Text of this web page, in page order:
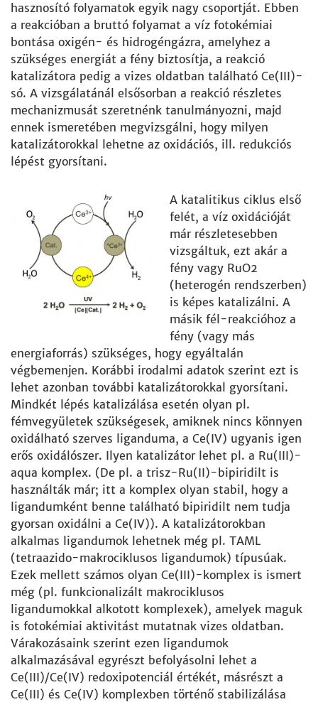
hasznosító folyamatok egyik nagy csoportját. Ebben
a reakcióban a bruttó folyamat a víz fotokémiai
bontása oxigén- és hidrogéngázra, amelyhez a
szükséges energiát a fény biztosítja, a reakció
katalizátora pedig a vizes oldatban található Ce(III)-
só. A vizsgálatánál elsősorban a reakció részletes
mechanizmusát szeretnénk tanulmányozni, majd
ennek ismeretében megvizsgálni, hogy milyen
katalizátorokkal lehetne az oxidációs, ill. redukciós
lépést gyorsítani.
A katalitikus ciklus első
felét, a víz oxidációját
már részletesebben
vizsgáltuk, ezt akár a
fény vagy RuO2
(heterogén rendszerben)
is képes katalizálni. A
másik fél-reakcióhoz a
fény (vagy más
energiaforrás) szükséges, hogy egyáltalán
végbemenjen. Korábbi irodalmi adatok szerint ezt is
lehet azonban további katalizátorokkal gyorsítani.
Mindkét lépés katalizálása esetén olyan pl.
fémvegyületek szükségesek, amiknek nincs könnyen
oxidálható szerves liganduma, a Ce(IV) ugyanis igen
erős oxidálószer. Ilyen katalizátor lehet pl. a Ru(III)-
aqua komplex. (De pl. a trisz-Ru(II)-bipiridilt is
használták már; itt a komplex olyan stabil, hogy a
ligandumként benne található bipiridilt nem tudja
gyorsan oxidálni a Ce(IV)). A katalizátorokban
alkalmas ligandumok lehetnek még pl. TAML
(tetraazido-makrociklusos ligandumok) típusúak.
Ezek mellett számos olyan Ce(III)-komplex is ismert
még (pl. funkcionalizált makrociklusos
ligandumokkal alkotott komplexek), amelyek maguk
is fotokémiai aktivitást mutatnak vizes oldatban.
Várakozásaink szerint ezen ligandumok
alkalmazásával egyrészt befolyásolni lehet a
Ce(III)/Ce(IV) redoxipotenciál értékét, másrészt a
Ce(III) és Ce(IV) komplexben történő stabilizálása